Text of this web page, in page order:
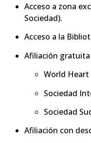
Acceso a zona
Sociedad).
Acceso a la
Afiliación
World
Sociedad
Sociedad
Afiliación con